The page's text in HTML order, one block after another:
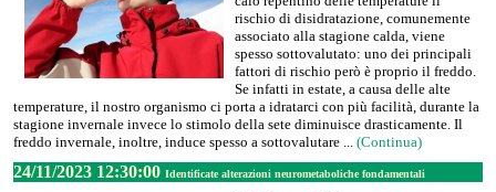
rischio di disidratazione, comunemente
associato alla stagione calda, viene
spesso sottovalutato: uno dei principali
fattori di rischio però è proprio il freddo.
Se infatti in estate, a causa delle alte
temperature, il nostro organismo ci porta a idratarci con più facilità, durante la
stagione invernale invece lo stimolo della sete diminuisce drasticamente. Il
freddo invernale, inoltre, induce spesso a sottovalutare ... (Continua)
24/11/2023 12:30:00 Identificate alterazioni neurometaboliche fondamentali